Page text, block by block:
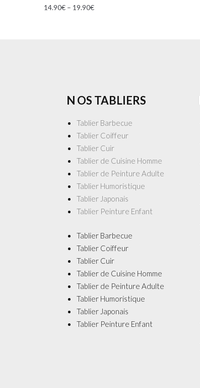
14.90€ – 19.90€
N OS TABLIERS
Tablier Barbecue
Tablier Coiffeur
Tablier Cuir
Tablier de Cuisine Homme
Tablier de Peinture Adulte
Tablier Humoristique
Tablier Japonais
Tablier Peinture Enfant
Tablier Barbecue
Tablier Coiffeur
Tablier Cuir
Tablier de Cuisine Homme
Tablier de Peinture Adulte
Tablier Humoristique
Tablier Japonais
Tablier Peinture Enfant